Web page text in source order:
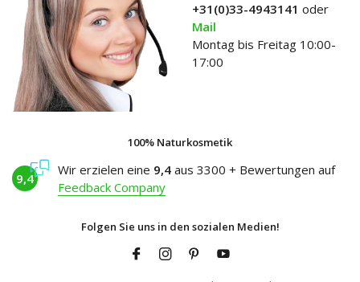
+31(0)33-4943141 oder
Mail
Montag bis Freitag 10:00-
17:00
100% Naturkosmetik
9,4
Wir erzielen eine 9,4 aus 3300 + Bewertungen auf
Feedback Company
Folgen Sie uns in den sozialen Medien!